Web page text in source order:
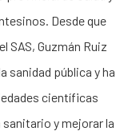
Desde que
SAS, Guzmán Ruiz
sanidad pública y ha
científicas
y mejorar la